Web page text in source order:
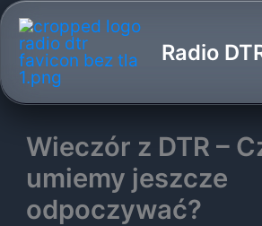
Przejdź
treści
Radio
Wieczór z DTR –
umiemy jeszcze
odpoczywać?